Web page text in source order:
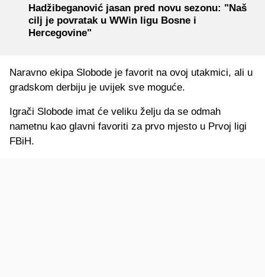
Hadžibeganović jasan pred novu sezonu: "Naš
cilj je povratak u WWin ligu Bosne i
Hercegovine"
Naravno ekipa Slobode je favorit na ovoj utakmici, ali u
gradskom derbiju je uvijek sve moguće.
Igrači Slobode imat će veliku želju da se odmah
nametnu kao glavni favoriti za prvo mjesto u Prvoj ligi
FBiH.